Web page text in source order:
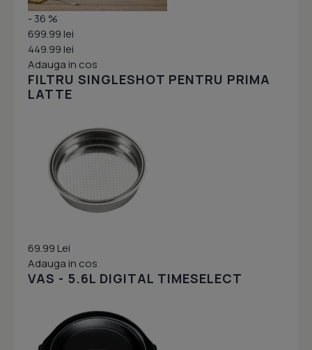
- 36 %
699.99 lei
449.99 lei
Adauga in cos
FILTRU SINGLESHOT PENTRU PRIMA
LATTE
69.99 Lei
Adauga in cos
VAS - 5.6L DIGITAL TIMESELECT